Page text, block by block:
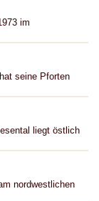
im
seine Pforten
liegt östlich
nordwestlichen